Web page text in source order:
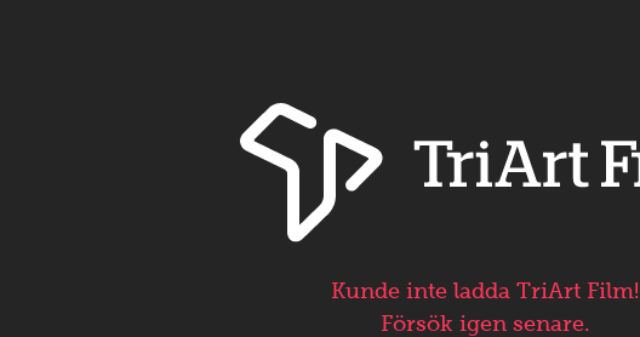
Kunde inte ladda TriArt Film!
Försök igen senare.